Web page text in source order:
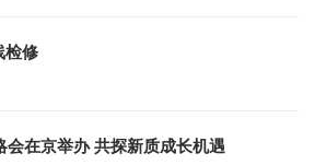
检修
会在京举办 共探新质成长机遇